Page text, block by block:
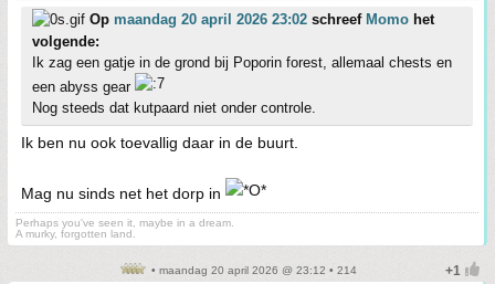
Op maandag 20 april 2026 23:02 schreef Momo het
volgende:
Ik zag een gatje in de grond bij Poporin forest, allemaal chests en
een abyss gear
Nog steeds dat kutpaard niet onder controle.
Ik ben nu ook toevallig daar in de buurt.
Mag nu sinds net het dorp in
Perhaps you've seen it, maybe in a dream.
A murky, forgotten land.
• maandag 20 april 2026 @ 23:12 • 214